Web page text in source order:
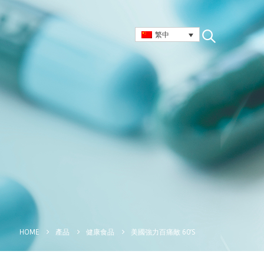
繁中
HOME 產品 健康食品 美國強力百痛敵 60’S